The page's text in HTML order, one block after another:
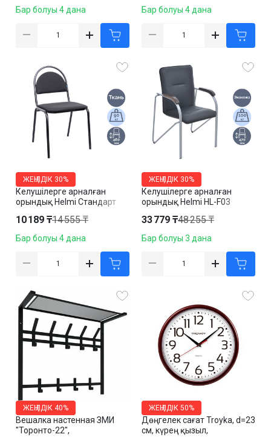
Бар болуы 4 дана Бар болуы 4 дана
Келушілерге арналған
орындық Helmi Стандарт
ЖЕҢІЛДІК 30%
10 189 ₸14 555 ₸
Бар болуы 4 дана
Келушілерге арналған
орындық Helmi HL-F03
ЖЕҢІЛДІК 30%
33 779 ₸48 255 ₸
Бар болуы 3 дана
Вешалка настенная ЗМИ
"Торонто-22",
ЖЕҢІЛДІК 40%
Дөңгелек сағат Troyka, d=23
см, күрең қызыл,
ЖЕҢІЛДІК 50%